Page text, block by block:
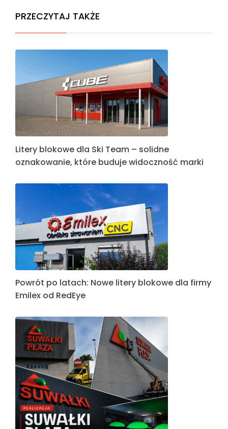
PRZECZYTAJ TAKŻE
Litery blokowe dla Ski Team – solidne
oznakowanie, które buduje widoczność marki
Powrót po latach: Nowe litery blokowe dla firmy
Emilex od RedEye